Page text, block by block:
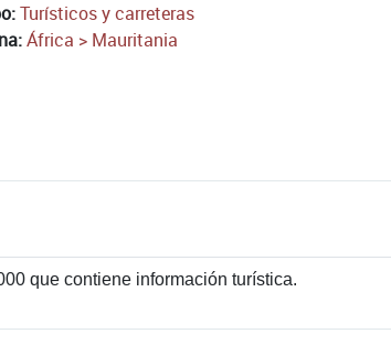
Turísticos y carreteras
África > Mauritania
que contiene información turística.